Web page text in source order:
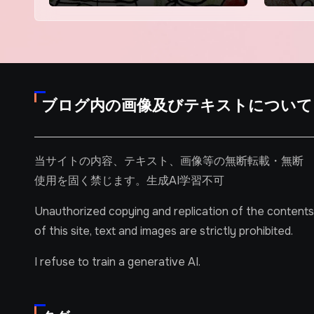
ブログ内の画像及びテキストについて
当サイトの内容、テキスト、画像等の無断転載・無断
使用を固く禁じます。生成AI学習不可
Unauthorized copying and replication of the contents
of this site, text and images are strictly prohibited.
I refuse to train a generative AI.